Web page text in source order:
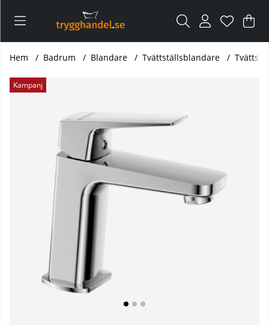
.
Hem Badrum Blandare Tvättställsblandare
Kampanj
Produktbilder Tvättställsblandare Blur krom